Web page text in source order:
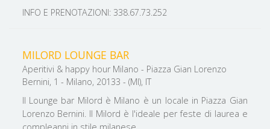
INFO E PRENOTAZIONI: 338.67.73.252
MILORD LOUNGE BAR
Aperitivi & happy hour Milano - Piazza Gian Lorenzo
Bernini, 1 - Milano, 20133 - (MI), IT
Il Lounge bar Milord è Milano è un locale in Piazza Gian
Lorenzo Bernini. Il Milord è l'ideale per feste di laurea e